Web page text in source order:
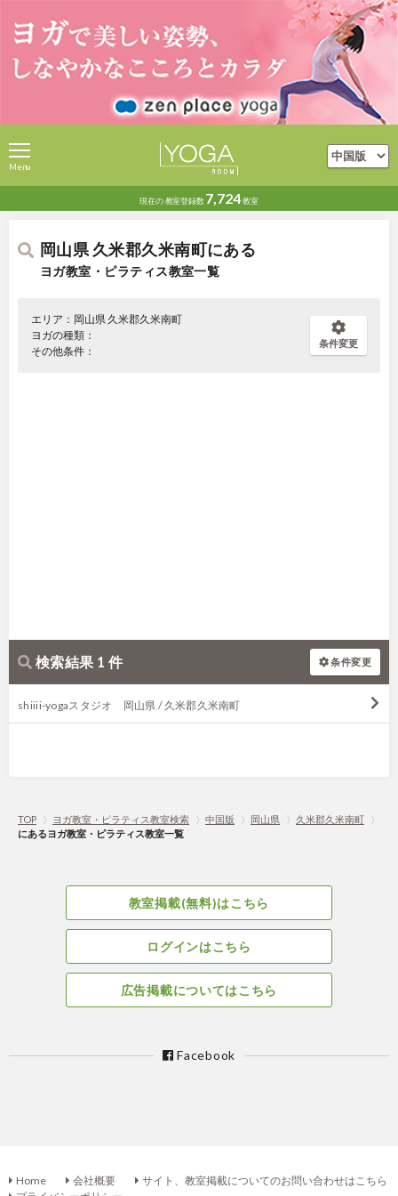
現在の教室登録数 7,724教室
Menu
岡山県 久米郡久米南町にある
ヨガ教室・ピラティス教室一覧
エリア：岡山県 久米郡久米南町
ヨガの種類：
その他条件：
条件変更
検索結果 1 件 条件変更
shiiii-yogaスタジオ 岡山県 / 久米郡久米南町
TOP 〉 ヨガ教室・ピラティス教室検索 〉 中国版 〉 岡山県 〉 久米郡久米南町
〉
にあるヨガ教室・ピラティス教室一覧
教室掲載(無料)はこちら
ログインはこちら
広告掲載についてはこちら
Facebook
Home 会社概要
サイト、教室掲載についてのお問い合わせはこちら